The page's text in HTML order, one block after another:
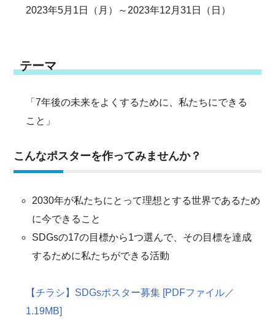
2023年5月1日（月）～2023年12月31日（日）
テーマ
「7年後の未来をよくするために、私たちにできる
こと」
こんなポスターを作ってみませんか？
2030年が私たちにとって理想とする世界であるため
に今できること
SDGsの17の目標から1つ選んで、その目標を達成
するために私たちができる活動
【チラシ】SDGsポスター募集 [PDFファイル／
1.19MB]